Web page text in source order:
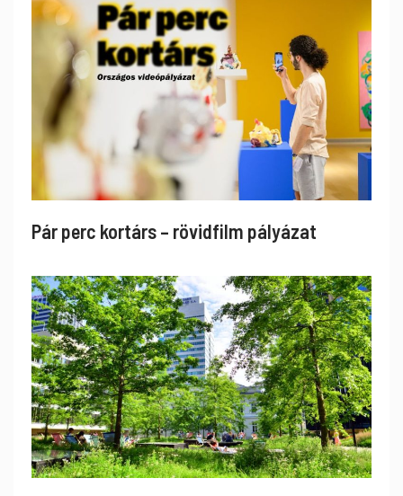
Pár perc kortárs – rövidfilm pályázat